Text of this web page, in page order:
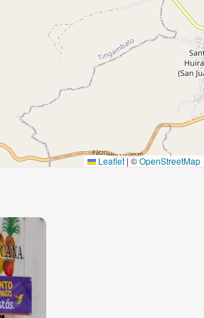
Leaflet |©OpenStreetMap